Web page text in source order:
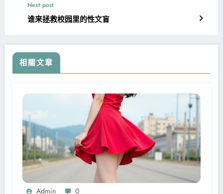
Next post
谁来拯救校园里的性文盲
相關文章
Admin 0